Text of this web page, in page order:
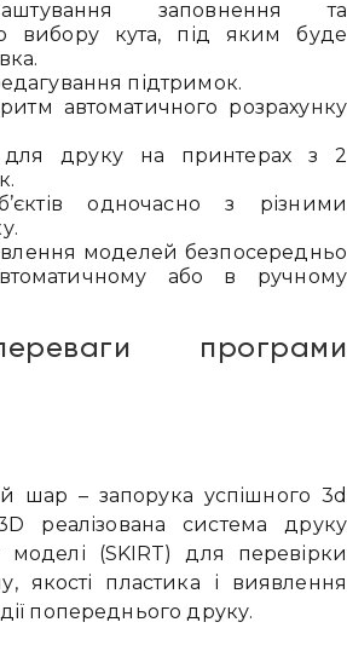
заповнення та
вибору кута, під яким буде
підтримок.
автоматичного розрахунку
для друку на принтерах з 2
одночасно з різними
моделей безпосередньо
або в ручному
програми
шар – запорука успішного 3d
реалізована система друку
моделі (SKIRT) для перевірки
якості пластика і виявлення
попереднього друку.